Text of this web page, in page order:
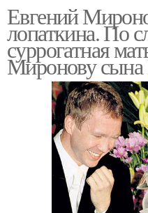
Евгений
лопаткина. По
суррогатная
Миронову